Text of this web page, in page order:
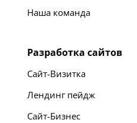
Наша команда
Разработка сайтов
Сайт-Визитка
Лендинг пейдж
Сайт-Бизнес